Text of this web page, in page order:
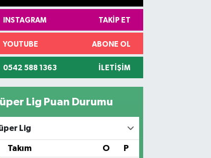
INSTAGRAM TAKIP ET
YOUTUBE ABONE OL
0542 588 1363 İLETIŞIM
Lig Puan Durumu
Lig
Takım O P